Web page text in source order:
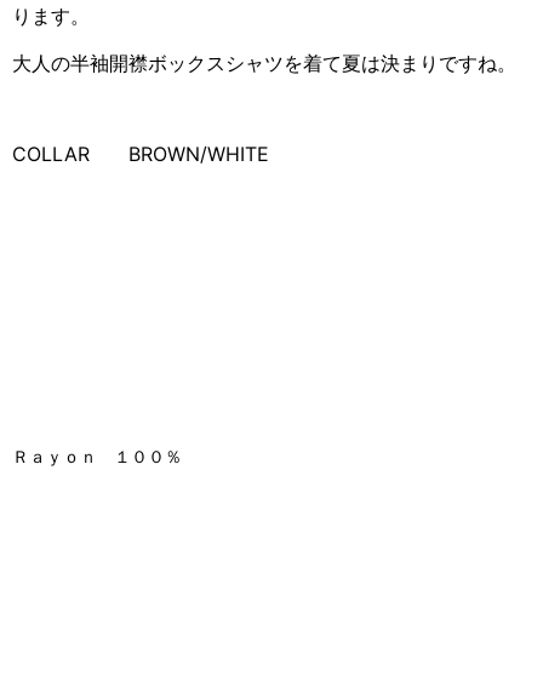
ります。
大人の半袖開襟ボックスシャツを着て夏は決まりですね。
COLLAR BROWN/WHITE
Ｒａｙｏｎ １００％